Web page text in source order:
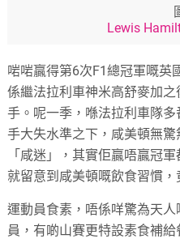
Lewis
啱啱贏得第6次F1總冠軍嘅英
係繼法拉利車神米高舒麥加
手。呢一季，喺法拉利車隊
手大失水準之下，咸美頓無
「咸迷」，其實佢贏唔贏冠
就留意到咸美頓嘅飲食習慣，
運動員食素，唔係咩驚為天
員，有啲山賽更特設素食補